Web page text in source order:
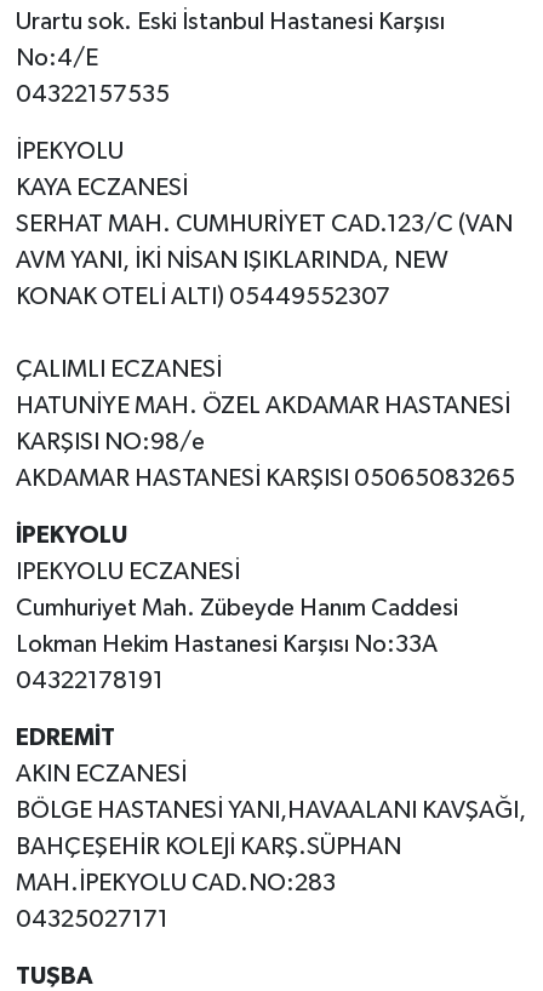
Urartu sok. Eski İstanbul Hastanesi Karşısı
No:4/E
04322157535
İPEKYOLU
KAYA ECZANESİ
SERHAT MAH. CUMHURİYET CAD.123/C (VAN
AVM YANI, İKİ NİSAN IŞIKLARINDA, NEW
KONAK OTELİ ALTI) 05449552307
ÇALIMLI ECZANESİ
HATUNİYE MAH. ÖZEL AKDAMAR HASTANESİ
KARŞISI NO:98/e
AKDAMAR HASTANESİ KARŞISI 05065083265
İPEKYOLU
IPEKYOLU ECZANESİ
Cumhuriyet Mah. Zübeyde Hanım Caddesi
Lokman Hekim Hastanesi Karşısı No:33A
04322178191
EDREMİT
AKIN ECZANESİ
BÖLGE HASTANESİ YANI,HAVAALANI KAVŞAĞI,
BAHÇEŞEHİR KOLEJİ KARŞ.SÜPHAN
MAH.İPEKYOLU CAD.NO:283
04325027171
TUŞBA